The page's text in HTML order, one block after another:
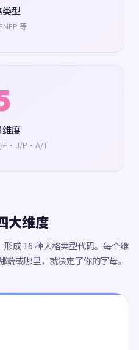
类型
等
维度
F·J/P·A/T
大维度
成 16 种人格类型代码。每个维
或哪里，就决定了你的字母。